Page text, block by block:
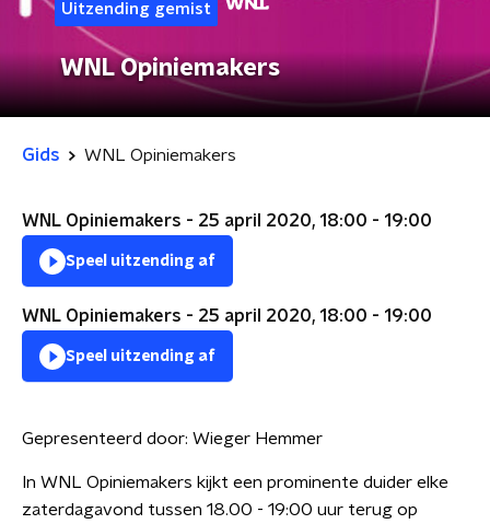
Uitzending gemist
WNL Opiniemakers
Gids WNL Opiniemakers
WNL Opiniemakers - 25 april 2020, 18:00 - 19:00
Speel uitzending af
WNL Opiniemakers - 25 april 2020, 18:00 - 19:00
Speel uitzending af
Gepresenteerd door: Wieger Hemmer
In WNL Opiniemakers kijkt een prominente duider elke
zaterdagavond tussen 18.00 - 19:00 uur terug op